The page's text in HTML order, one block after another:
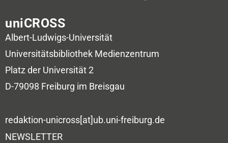
uniCROSS
Albert-Ludwigs-Universität
Universitätsbibliothek Medienzentrum
Platz der Universität 2
D-79098 Freiburg im Breisgau
redaktion-unicross[at]ub.uni-freiburg.de
NEWSLETTER